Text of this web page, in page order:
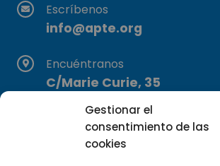
Gestionar el
consentimiento de las
cookies
Escríbenos
info@apte.org
Encuéntranos
C/Marie Curie, 35
29590 Campanillas, Málaga